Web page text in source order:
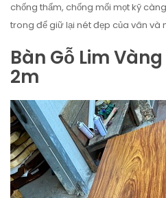
chống thấm, chống mối mọt kỹ
trong để giữ lại nét đẹp của vân và
Bàn Gỗ Lim
2m